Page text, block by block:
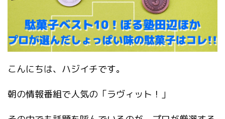
こんにちは、ハジイチです。
朝の情報番組で人気の「ラヴィット！」